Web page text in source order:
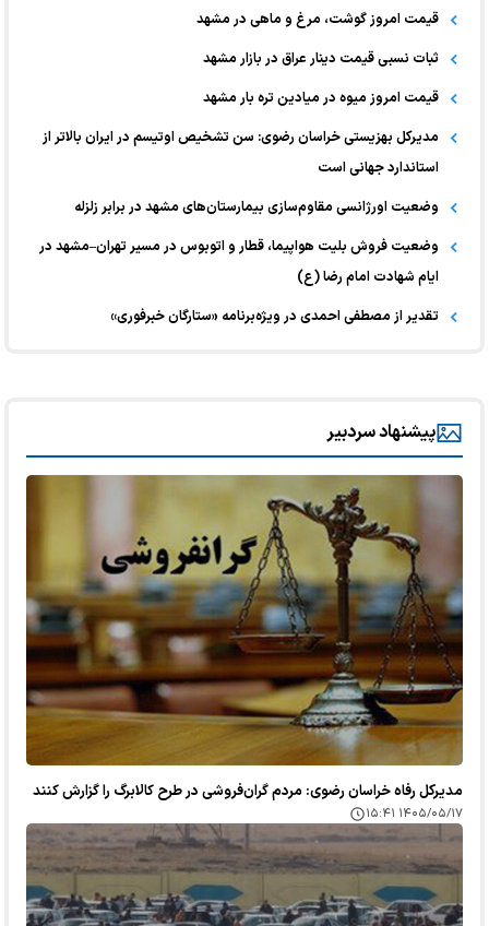
قیمت امروز گوشت، مرغ و ماهی در مشهد
ثبات نسبی قیمت دینار عراق در بازار مشهد
قیمت امروز میوه در میادین تره بار مشهد
مدیرکل بهزیستی خراسان رضوی: سن تشخیص اوتیسم در ایران بالاتر از
استاندارد جهانی است
وضعیت اورژانسی مقاوم‌سازی بیمارستان‌های مشهد در برابر زلزله
وضعیت فروش بلیت هواپیما، قطار و اتوبوس در مسیر تهران–مشهد در
ایام شهادت امام رضا (ع)
تقدیر از مصطفی احمدی در ویژه‌برنامه «ستارگان خبرفوری»
پیشنهاد سردبیر
مدیرکل رفاه خراسان رضوی: مردم گران‌فروشی در طرح کالابرگ را گزارش کنند
۱۴۰۵/۰۵/۱۷ ۱۵:۴۱